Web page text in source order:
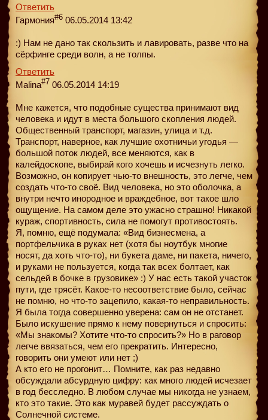
Ответить
Гармония#6 06.05.2014 13:42
:) Нам не дано так скользить и лавировать, разве что на
сёрфинге среди волн, а не толпы.
Ответить
Malina#7 06.05.2014 14:19
Мне кажется, что подобные существа принимают вид
человека и идут в места большого скопления людей.
Общественный транспорт, магазин, улица и т.д.
Транспорт, наверное, как лучшие охотничьи угодья —
большой поток людей, все меняются, как в
калейдоскопе, выбирай кого хочешь и исчезнуть легко.
Возможно, он копирует чью-то внешность, это легче, чем
создать что-то своё. Вид человека, но это оболочка, а
внутри нечто инородное и враждебное, вот такое шло
ощущение. На самом деле это ужасно страшно! Никакой
кураж, спортивность, сила не помогут противостоять.
Я, помню, ещё подумала: «Вид бизнесмена, а
портфельчика в руках нет (хотя бы ноутбук многие
носят, да хоть что-то), ни букета даме, ни пакета, ничего,
и руками не пользуется, когда так всех болтает, как
сельдей в бочке в грузовике» :) У нас есть такой участок
пути, где трясёт. Какое-то несоответствие было, сейчас
не помню, но что-то зацепило, какая-то неправильность.
Я была тогда совершенно уверена: сам он не отстанет.
Было искушение прямо к нему повернуться и спросить:
«Мы знакомы? Хотите что-то спросить?» Но в раговор
легче ввязаться, чем его прекратить. Интересно,
говорить они умеют или нет ;)
А кто его не прогонит… Помните, как раз недавно
обсуждали абсурдную цифру: как много людей исчезает
в год бесследно. В любом случае мы никогда не узнаем,
кто это такие. Это как муравей будет рассуждать о
Солнечной системе.